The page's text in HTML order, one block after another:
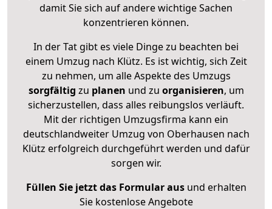
damit Sie sich auf andere wichtige Sachen
konzentrieren können.
In der Tat gibt es viele Dinge zu beachten bei
einem Umzug nach Klütz. Es ist wichtig, sich Zeit
zu nehmen, um alle Aspekte des Umzugs
sorgfältig zu planen und zu organisieren, um
sicherzustellen, dass alles reibungslos verläuft.
Mit der richtigen Umzugsfirma kann ein
deutschlandweiter Umzug von Oberhausen nach
Klütz erfolgreich durchgeführt werden und dafür
sorgen wir.
Füllen Sie jetzt das Formular ausund erhalten
Sie kostenlose Angebote